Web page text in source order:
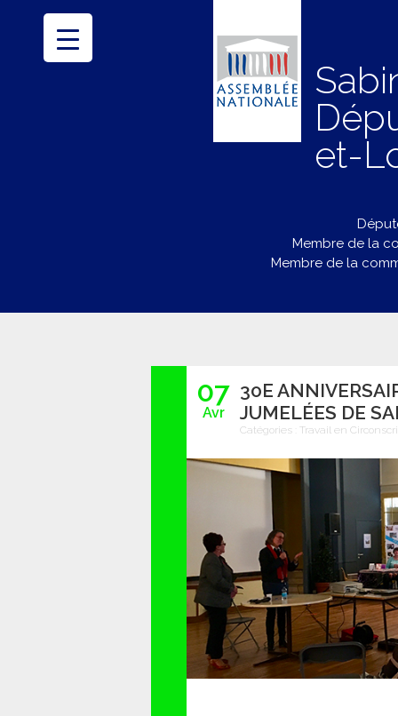
et-
Membre de la
Membre de la
07
Avr
30E
JUMELÉES DE
Catégories : Travail en